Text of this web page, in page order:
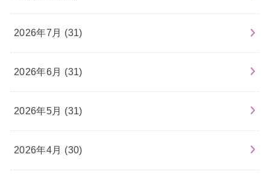
2026年7月 (31)
2026年6月 (31)
2026年5月 (31)
2026年4月 (30)